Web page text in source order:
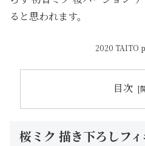
ると思われます。
2020 TAITO
目次
桜ミク 描き下ろしフ